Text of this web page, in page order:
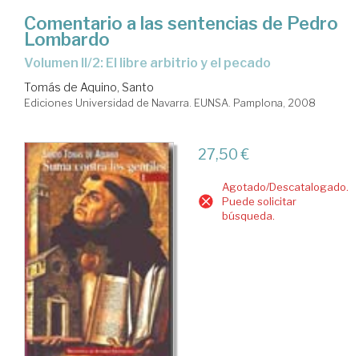
Comentario a las sentencias de Pedro
Lombardo
Volumen II/2: El libre arbitrio y el pecado
Tomás de Aquino, Santo
Ediciones Universidad de Navarra. EUNSA. Pamplona, 2008
27,50 €
Agotado/Descatalogado.
Puede solicitar
búsqueda.